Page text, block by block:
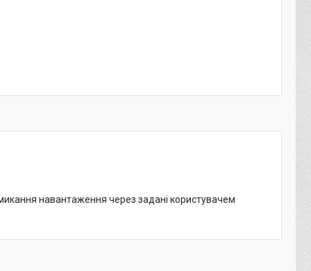
навантаження через задані користувачем